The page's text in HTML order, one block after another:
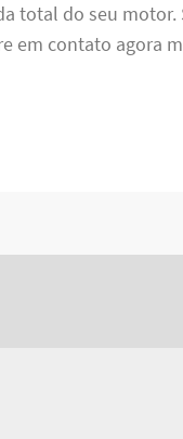
total do seu
em contato agora